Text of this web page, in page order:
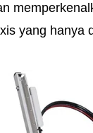
yang hanya